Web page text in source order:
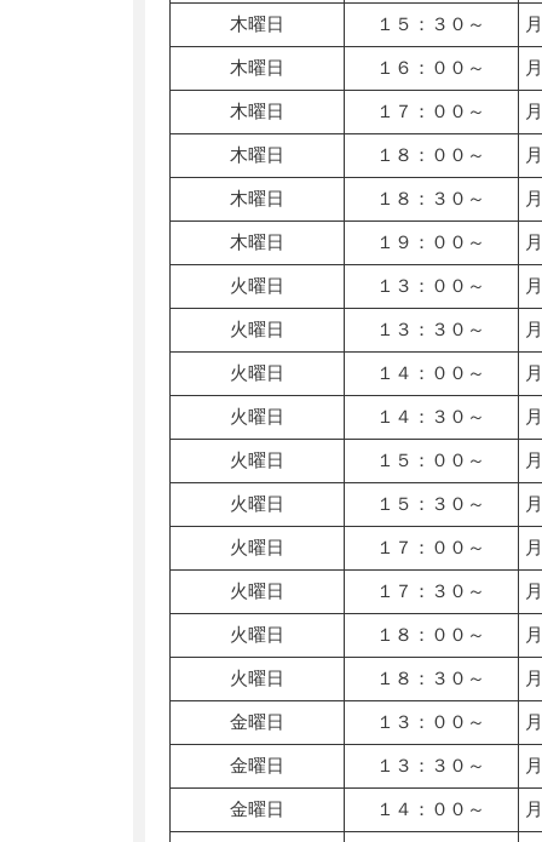
木曜日 １５：３０～
木曜日 １６：００～
木曜日 １７：００～
木曜日 １８：００～
木曜日 １８：３０～
木曜日 １９：００～
火曜日 １３：００～
火曜日 １３：３０～
火曜日 １４：００～
火曜日 １４：３０～
火曜日 １５：００～
火曜日 １５：３０～
火曜日 １７：００～
火曜日 １７：３０～
火曜日 １８：００～
火曜日 １８：３０～
金曜日 １３：００～
金曜日 １３：３０～
金曜日 １４：００～